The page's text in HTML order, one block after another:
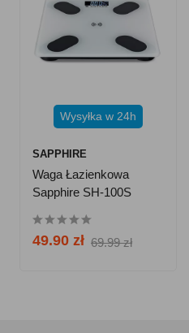
Wysyłka w 24h
SAPPHIRE
Waga Łazienkowa
Sapphire SH-100S
49.90 zł 69.99 zł